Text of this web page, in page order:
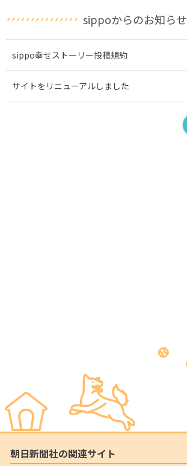
sippoからのお知らせ
sippo幸せストーリー投稿規約
サイトをリニューアルしました
朝日新聞社の関連サイト